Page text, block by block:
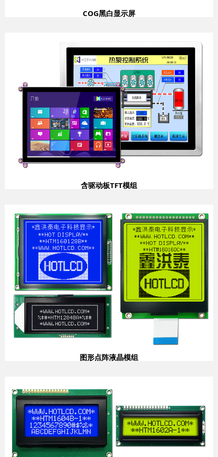
COG黑白显示屏
含驱动板TFT模组
图形点阵液晶模组